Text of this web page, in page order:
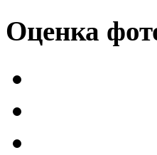
Оценка